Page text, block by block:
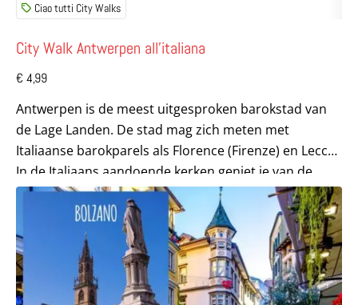
Ciao tutti City Walks
City Walk Antwerpen all’italiana
€ 4,99
Antwerpen is de meest uitgesproken barokstad van
de Lage Landen. De stad mag zich meten met
Italiaanse barokparels als Florence (Firenze) en Lecce.
In de Italiaans aandoende kerken geniet je van de...
Lees meer over City Walk Bolzano – parel aan de voet